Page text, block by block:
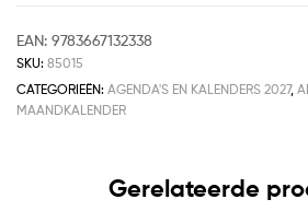
EAN: 9783667132338
SKU: 85015
CATEGORIEËN: AGENDA'S EN KALENDERS 2027,
MAANDKALENDER
Gerelateerde